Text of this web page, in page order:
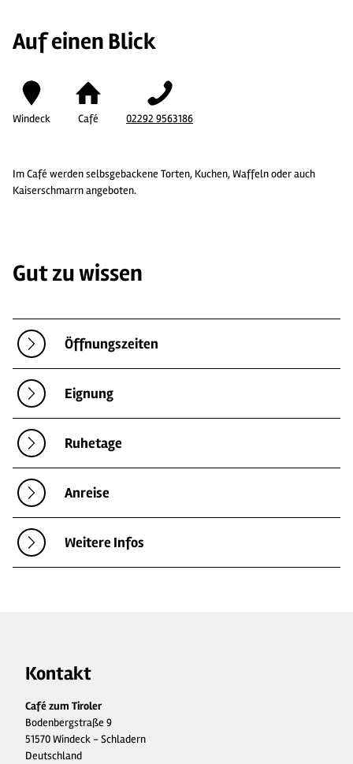
Auf einen Blick
Windeck Café 02292 9563186
Im Café werden selbsgebackene Torten, Kuchen, Waffeln oder auch
Kaiserschmarrn angeboten.
Gut zu wissen
Öffnungszeiten
Eignung
Ruhetage
Anreise
Weitere Infos
Kontakt
Café zum Tiroler
Bodenbergstraße 9
51570 Windeck - Schladern
Deutschland